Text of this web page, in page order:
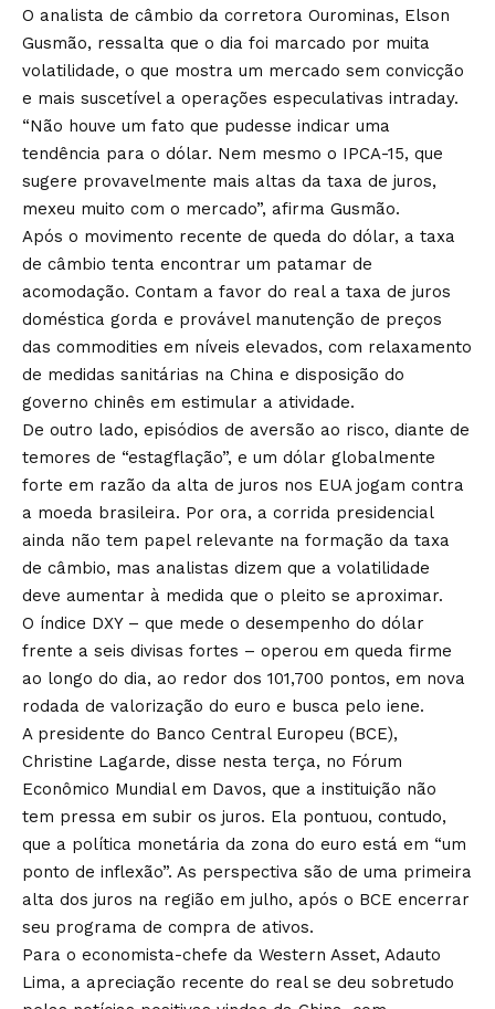
O analista de câmbio da corretora Ourominas, Elson
Gusmão, ressalta que o dia foi marcado por muita
volatilidade, o que mostra um mercado sem convicção
e mais suscetível a operações especulativas intraday.
“Não houve um fato que pudesse indicar uma
tendência para o dólar. Nem mesmo o IPCA-15, que
sugere provavelmente mais altas da taxa de juros,
mexeu muito com o mercado”, afirma Gusmão.
Após o movimento recente de queda do dólar, a taxa
de câmbio tenta encontrar um patamar de
acomodação. Contam a favor do real a taxa de juros
doméstica gorda e provável manutenção de preços
das commodities em níveis elevados, com relaxamento
de medidas sanitárias na China e disposição do
governo chinês em estimular a atividade.
De outro lado, episódios de aversão ao risco, diante de
temores de “estagflação”, e um dólar globalmente
forte em razão da alta de juros nos EUA jogam contra
a moeda brasileira. Por ora, a corrida presidencial
ainda não tem papel relevante na formação da taxa
de câmbio, mas analistas dizem que a volatilidade
deve aumentar à medida que o pleito se aproximar.
O índice DXY – que mede o desempenho do dólar
frente a seis divisas fortes – operou em queda firme
ao longo do dia, ao redor dos 101,700 pontos, em nova
rodada de valorização do euro e busca pelo iene.
A presidente do Banco Central Europeu (BCE),
Christine Lagarde, disse nesta terça, no Fórum
Econômico Mundial em Davos, que a instituição não
tem pressa em subir os juros. Ela pontuou, contudo,
que a política monetária da zona do euro está em “um
ponto de inflexão”. As perspectiva são de uma primeira
alta dos juros na região em julho, após o BCE encerrar
seu programa de compra de ativos.
Para o economista-chefe da Western Asset, Adauto
Lima, a apreciação recente do real se deu sobretudo